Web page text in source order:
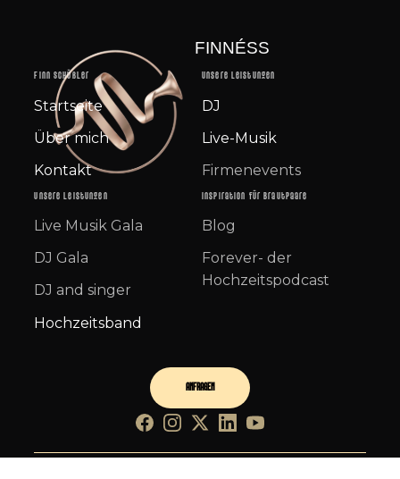
FINNÉSS
Finn Schüßler
Startseite
Über mich
Kontakt
Unsere Leistungen
DJ
Live-Musik
Firmenevents
Unsere Leistungen
Live Musik Gala
DJ Gala
DJ and singer
Hochzeitsband
Inspiration für Brautpaare
Blog
Forever- der
Hochzeitspodcast
ANFRAGEN
Facebook
Instagram
TwitterLinkedInYouTube